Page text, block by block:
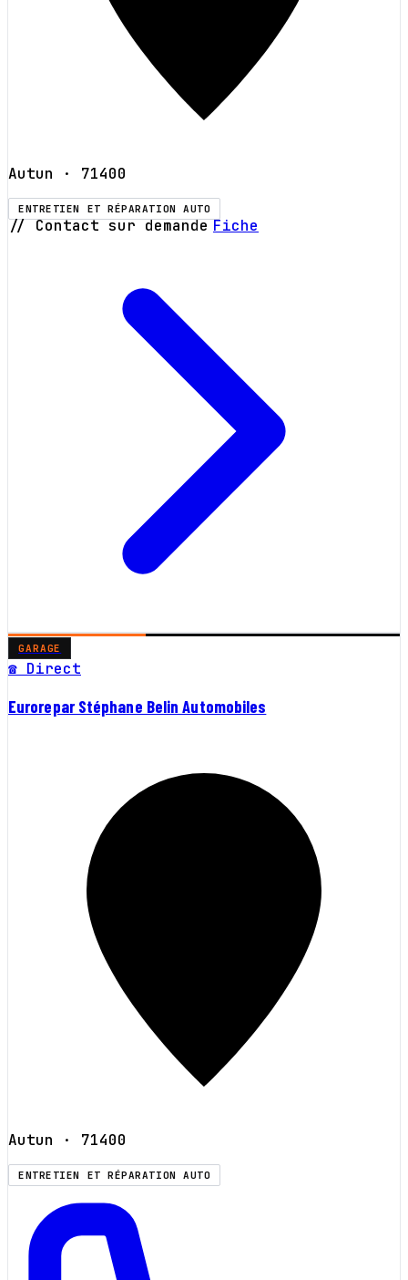
Autun · 71400
ENTRETIEN ET RÉPARATION AUTO
// Contact sur demande Fiche
GARAGE
☎ Direct
Eurorepar Stéphane Belin Automobiles
Autun · 71400
ENTRETIEN ET RÉPARATION AUTO